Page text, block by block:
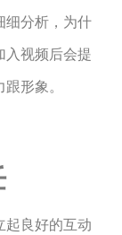
细分析，为什
入视频后会提
形象。
起良好的互动